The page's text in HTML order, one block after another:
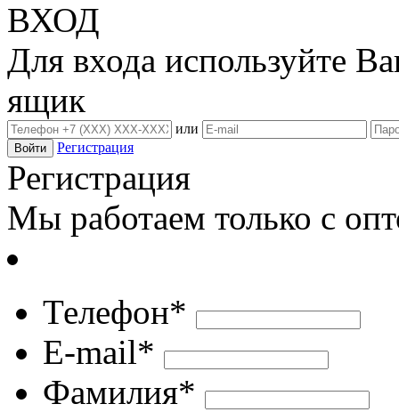
ВХОД
Для входа используйте
ящик
или
Регистрация
Регистрация
Мы работаем только с
Телефон*
E-mail*
Фамилия*